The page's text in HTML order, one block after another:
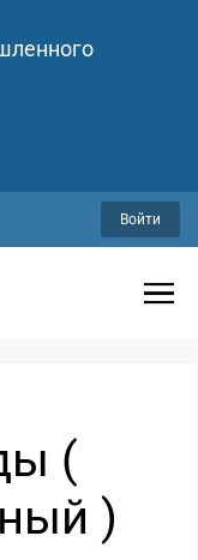
Войти
(
)